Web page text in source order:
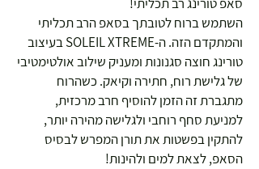
השתמש ברוח לטובתך בסאפ הרב תכליתי
והמתקדם הזה. ה-SOLEIL XTREME בעיצוב
טורינג חוצה סגנונות ומעניק שילוב אולטימטיבי
של גלישת רוח, חתירה וקיאק. כשהרוח
מתגברת זה הזמן להוסיף חרב מרכזית,
למניעת סחף רוחבי ולגלישה מהירה יותר,
להתקין בפשטות את תורן המפרש לבסיס
הסאפ, לצאת למים ולהינות!